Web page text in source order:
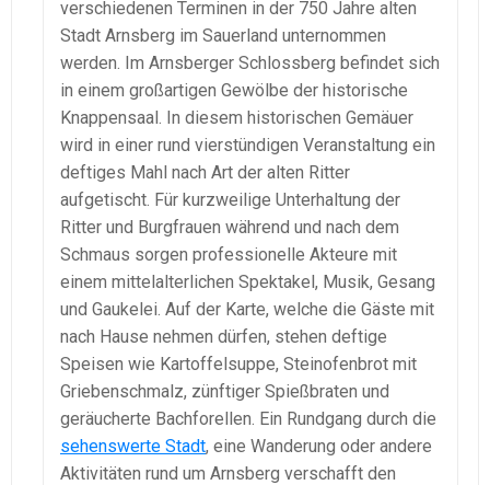
verschiedenen Terminen in der 750 Jahre alten
Stadt Arnsberg im Sauerland unternommen
werden. Im Arnsberger Schlossberg befindet sich
in einem großartigen Gewölbe der historische
Knappensaal. In diesem historischen Gemäuer
wird in einer rund vierstündigen Veranstaltung ein
deftiges Mahl nach Art der alten Ritter
aufgetischt. Für kurzweilige Unterhaltung der
Ritter und Burgfrauen während und nach dem
Schmaus sorgen professionelle Akteure mit
einem mittelalterlichen Spektakel, Musik, Gesang
und Gaukelei. Auf der Karte, welche die Gäste mit
nach Hause nehmen dürfen, stehen deftige
Speisen wie Kartoffelsuppe, Steinofenbrot mit
Griebenschmalz, zünftiger Spießbraten und
geräucherte Bachforellen. Ein Rundgang durch die
sehenswerte Stadt, eine Wanderung oder andere
Aktivitäten rund um Arnsberg verschafft den